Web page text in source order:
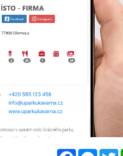
Facebook